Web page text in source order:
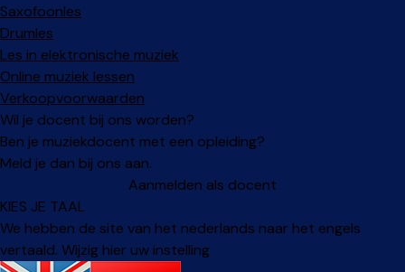
Saxofoonles
Drumles
Les in elektronische muziek
Online muziek lessen
Verkoopvoorwaarden
Wil je docent bij ons worden?
Ben je muziekdocent met een opleiding?
Meld je dan bij ons aan.
Aanmelden als docent
KIES JE TAAL
We hebben de site van het nederlands naar het engels
vertaald. Wijzig hier uw instelling